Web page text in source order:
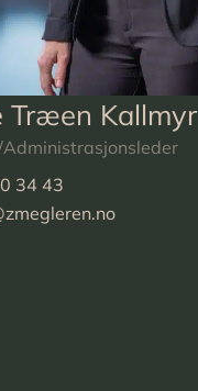
Træen Kallmyr
34 43